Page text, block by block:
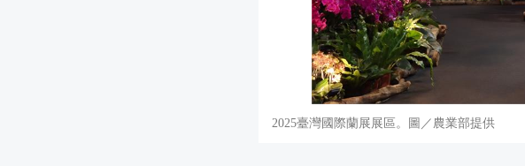
2025臺灣國際蘭展展區。圖／農業部提供